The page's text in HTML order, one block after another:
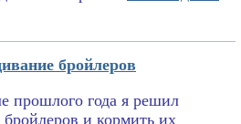
бройлеров
прошлого года я решил
бройлеров и кормить их